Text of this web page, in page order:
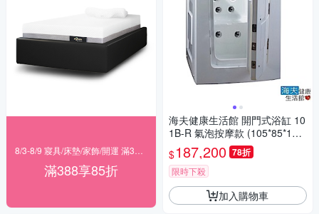
滿388享85折
海夫健康生活館 開門式浴缸 10
1B-R 氣泡按摩款 (105*85*108
cm)
$187,200 78折
限時下殺
加入購物車